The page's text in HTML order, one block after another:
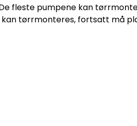
fleste pumpene kan
tørrmonteres, fortsatt må